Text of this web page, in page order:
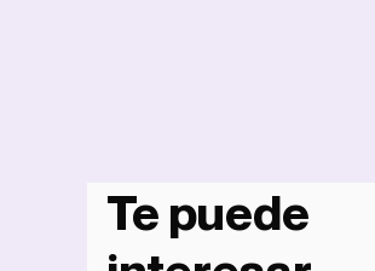
Te puede
Noticias